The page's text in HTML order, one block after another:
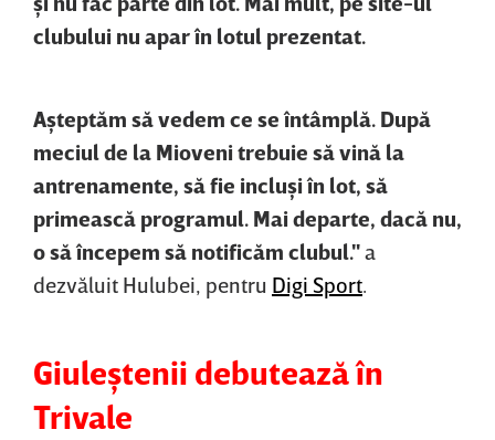
clubului nu apar în lotul prezentat.
Aşteptăm să vedem ce se întâmplă. După
meciul de la Mioveni trebuie să vină la
antrenamente, să fie incluşi în lot, să
primească programul. Mai departe, dacă nu,
o să începem să notificăm clubul."a
dezvăluit Hulubei, pentru Digi Sport
Giuleştenii debutează în
Trivale